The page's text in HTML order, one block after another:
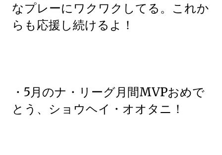
なプレーにワクワクしてる。これか
らも応援し続けるよ！
・5月のナ・リーグ月間MVPおめで
とう、ショウヘイ・オオタニ！